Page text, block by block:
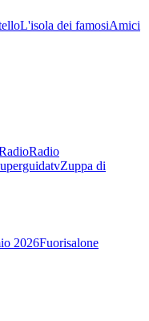
L'isola dei famosiAmici
Radio
Zuppa di
2026Fuorisalone